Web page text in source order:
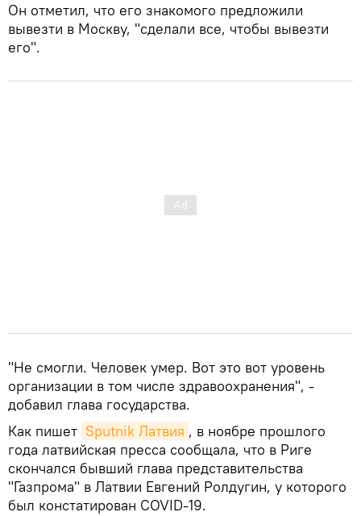
Он отметил, что его знакомого предложили
вывезти в Москву, "сделали все, чтобы вывезти
его".
"Не смогли. Человек умер. Вот это вот уровень
организации в том числе здравоохранения", -
добавил глава государства.
Как пишет Sputnik Латвия , в ноябре прошлого
года латвийская пресса сообщала, что в Риге
скончался бывший глава представительства
"Газпрома" в Латвии Евгений Ролдугин, у которого
был констатирован COVID-19.